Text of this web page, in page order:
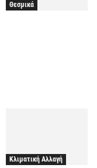
Θεσμικά
Κλιματική Αλλαγή